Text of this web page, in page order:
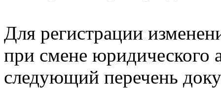
Для регистрации
при смене юридического
следующий перечень